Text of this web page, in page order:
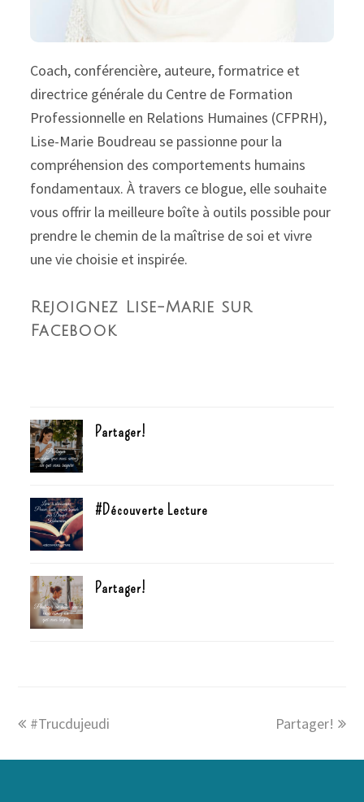
Coach, conférencière, auteure, formatrice et
directrice générale du Centre de Formation
Professionnelle en Relations Humaines (CFPRH),
Lise-Marie Boudreau se passionne pour la
compréhension des comportements humains
fondamentaux. À travers ce blogue, elle souhaite
vous offrir la meilleure boîte à outils possible pour
prendre le chemin de la maîtrise de soi et vivre
une vie choisie et inspirée.
Rejoignez Lise-Marie sur
Facebook
Partager!
#Découverte Lecture
Partager!
#Trucdujeudi Partager!